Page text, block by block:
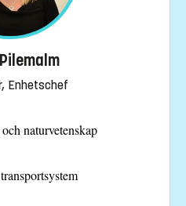
Enhetschef
naturvetenskap